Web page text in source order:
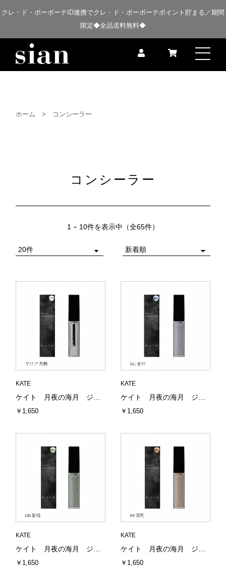
クレ・ド・ポーボーテID連携でクレ・ド・ポーボーテポイント貯まる／期間
限定◆全品送料無料◆
ホーム コンシーラー
コンシーラー
1 - 10件を表示中（全65件）
KATE
ケイト 月夜の海月 ジュレリープコンシーラー クリア 月艶 5g カネボウ
￥1,650
KATE
ケイト 月夜の海月 ジュレリープコンシーラー BU 水空 6g カネボウ（全9色）
￥1,650
KATE
ケイト 月夜の海月 ジュレリープコンシーラー GN 影緑 6g カネボウ（全9色）
￥1,650
KATE
ケイト 月夜の海月 ジュレリープコンシーラー 04 深月 6g カネボウ（全9色）
￥1,650